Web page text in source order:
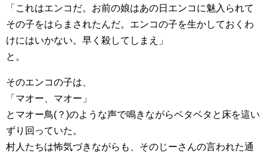
「これはエンコだ。お前の娘はあの日エンコに魅入られて
その子をはらまされたんだ。エンコの子を生かしておくわ
けにはいかない。早く殺してしまえ」
と。
そのエンコの子は、
「マオー、マオー」
とマオー鳥(？)のような声で鳴きながらベタベタと床を這い
ずり回っていた。
村人たちは怖気づきながらも、そのじーさんの言われた通